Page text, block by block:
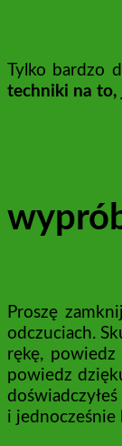
Tylko bardzo
techniki na to,
Proszę
odczuciach.
rękę,
powiedz
i jednocześnie